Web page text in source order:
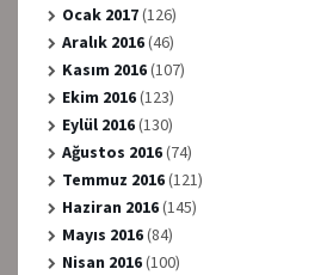
Ocak 2017(126)
Aralık 2016(46)
Kasım 2016(107)
Ekim 2016(123)
Eylül 2016(130)
Ağustos 2016(74)
Temmuz 2016(121)
Haziran 2016(145)
Mayıs 2016(84)
Nisan 2016(100)